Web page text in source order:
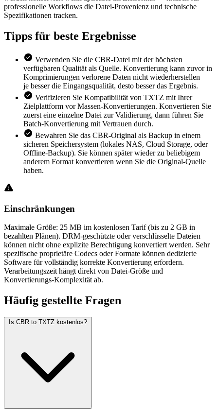
professionelle Workflows die Datei-Provenienz und technische
Spezifikationen tracken.
Tipps für beste Ergebnisse
Verwenden Sie die CBR-Datei mit der höchsten
verfügbaren Qualität als Quelle. Konvertierung kann zuvor in
Komprimierungen verlorene Daten nicht wiederherstellen —
je besser die Eingangsqualität, desto besser das Ergebnis.
Verifizieren Sie Kompatibilität von TXTZ mit Ihrer
Zielplattform vor Massen-Konvertierungen. Konvertieren Sie
zuerst eine einzelne Datei zur Validierung, dann führen Sie
Batch-Konvertierung mit Vertrauen durch.
Bewahren Sie das CBR-Original als Backup in einem
sicheren Speichersystem (lokales NAS, Cloud Storage, oder
Offline-Backup). Sie können später wieder zu beliebigem
anderem Format konvertieren wenn Sie die Original-Quelle
haben.
Einschränkungen
Maximale Größe: 25 MB im kostenlosen Tarif (bis zu 2 GB in
bezahlten Plänen). DRM-geschützte oder verschlüsselte Dateien
können nicht ohne explizite Berechtigung konvertiert werden. Sehr
spezifische proprietäre Codecs oder Formate können dedizierte
Software für vollständig korrekte Konvertierung erfordern.
Verarbeitungszeit hängt direkt von Datei-Größe und
Konvertierungs-Komplexität ab.
Häufig gestellte Fragen
Is CBR to TXTZ kostenlos?